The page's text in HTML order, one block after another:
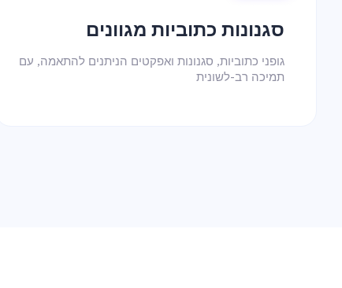
סגנונות כתוביות מגוונים
גופני כתוביות, סגנונות ואפקטים הניתנים להתאמה, עם
תמיכה רב-לשונית